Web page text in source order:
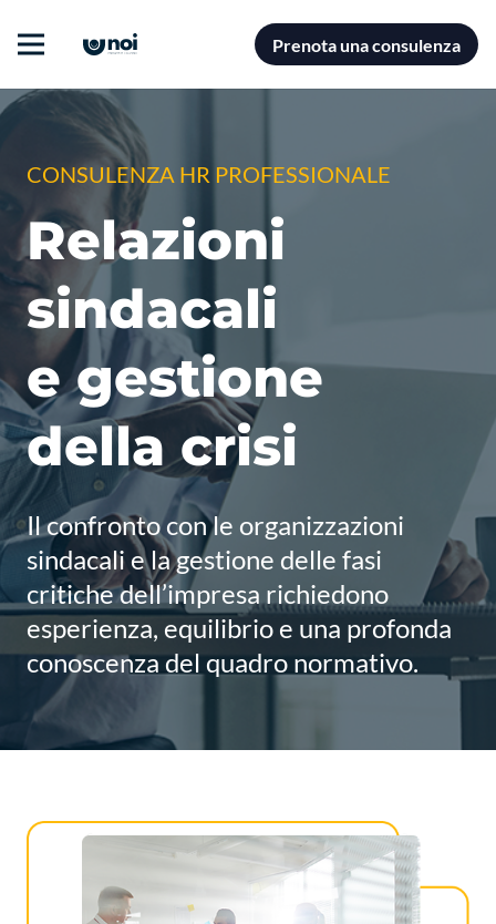
Prenota una consulenza
CONSULENZA HR PROFESSIONALE
Relazioni
sindacali
e gestione
della crisi
Il confronto con le organizzazioni
sindacali e la gestione delle fasi
critiche dell’impresa richiedono
esperienza, equilibrio e una profonda
conoscenza del quadro normativo.